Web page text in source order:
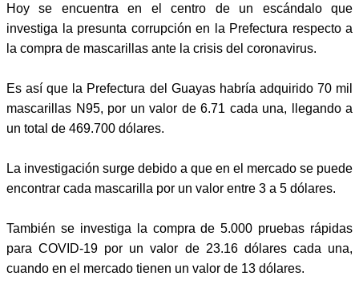
Hoy se encuentra en el centro de un escándalo que
investiga la presunta corrupción en la Prefectura respecto a
la compra de mascarillas ante la crisis del coronavirus.
Es así que la Prefectura del Guayas habría adquirido 70 mil
mascarillas N95, por un valor de 6.71 cada una, llegando a
un total de 469.700 dólares.
La investigación surge debido a que en el mercado se puede
encontrar cada mascarilla por un valor entre 3 a 5 dólares.
También se investiga la compra de 5.000 pruebas rápidas
para COVID-19 por un valor de 23.16 dólares cada una,
cuando en el mercado tienen un valor de 13 dólares.